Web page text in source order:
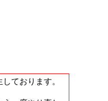
ております。